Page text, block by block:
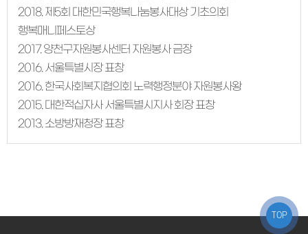
2018. 제5회 대한민국행복나눔봉사대상 기초의회
행복매니페스토상
2017. 양천구자원봉사센터 자원봉사 금장
2016. 서울특별시장 표창
2016. 한국사회복지협의회 노력행정분야 자원봉사왕
2015. 대한적십자사 서울특별시지사 회장 표창
2013. 소방방재청장 표창
TOP